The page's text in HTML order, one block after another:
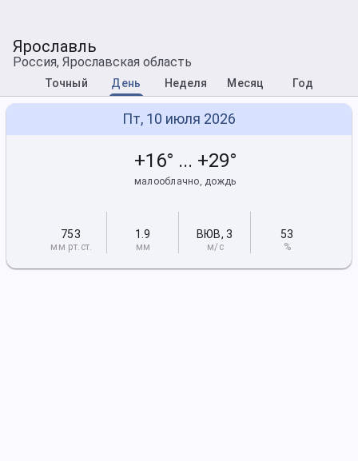
Ярославль
Россия, Ярославская область
Точный День Неделя Месяц Год
Пт, 10 июля 2026
+16° ... +29°
малооблачно, дождь
753
мм рт.ст.
1.9
мм
ВЮВ, 3
м/с
53
%